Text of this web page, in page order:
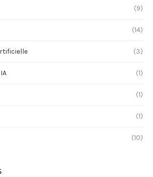
(9)
(14)
(3)
(1)
(1)
(1)
(10)